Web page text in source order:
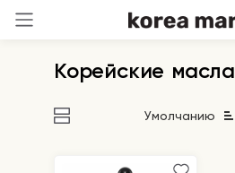
Корейские
Умолчанию